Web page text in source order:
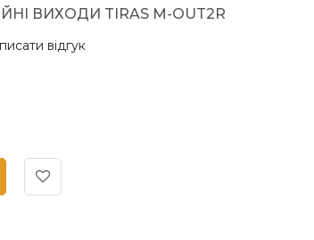
ВИХОДИ TIRAS M-OUT2R
відгук